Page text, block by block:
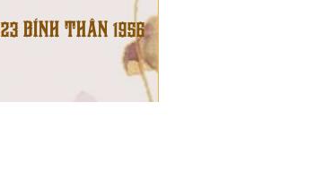
BÍNH THÂN 1956